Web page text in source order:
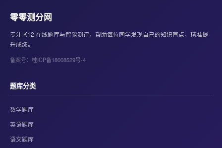
零零测分网
专注 K12 在线题库与智能测评，帮助每位同学发现自己的知识盲点，精准提
升成绩。
备案号：桂ICP备18008529号-4
题库分类
数学题库
英语题库
语文题库